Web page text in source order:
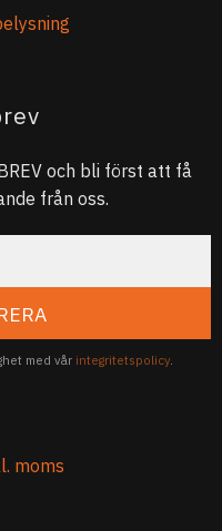
och bli först att få
från oss.
med vår integritetspolicy.
moms